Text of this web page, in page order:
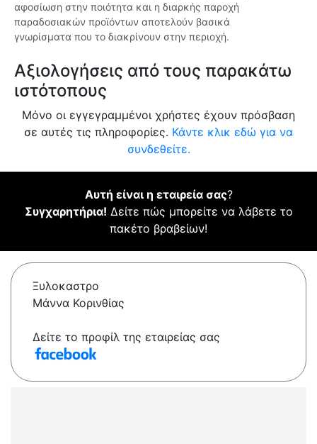
αφοσίωση στην ποιότητα και η διαρκής παροχή
παραδοσιακών προϊόντων αποτελούν βασικά
γνωρίσματα που το διακρίνουν στην περιοχή.
Αξιολογήσεις από τους παρακάτω
ιστότοπους
Μόνο οι εγγεγραμμένοι χρήστες έχουν πρόσβαση
σε αυτές τις πληροφορίες. Κάντε κλικ εδώ για να
συνδεθείτε.
Αυτή είναι η εταιρεία σας?
Συγχαρητήρια! Δείτε πώς μπορείτε να λάβετε το
πακέτο βραβείων!
Ξυλοκαστρο
Μάννα Κορινθίας
Δείτε το προφίλ της εταιρείας σας